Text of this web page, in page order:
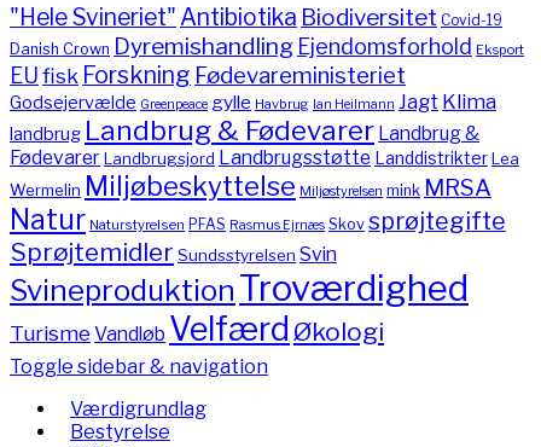
"Hele Svineriet" Antibiotika Biodiversitet Covid-19
Danish Crown Dyremishandling Ejendomsforhold Eksport
EUfisk Forskning Fødevareministeriet
Godsejervælde Greenpeace gylle Havbrug Ian Heilmann Jagt Klima
landbrug Landbrug & Fødevarer Landbrug &
FødevarerLandbrugsjord Landbrugsstøtte LanddistrikterLea
Wermelin Miljøbeskyttelse Miljøstyrelsen mink MRSA
Natur Naturstyrelsen PFAS Rasmus Ejrnæs Skov sprøjtegifte
Sprøjtemidler Sundsstyrelsen Svin
Svineproduktion Troværdighed
TurismeVandløb Velfærd Økologi
Toggle sidebar & navigation
Værdigrundlag
Bestyrelse